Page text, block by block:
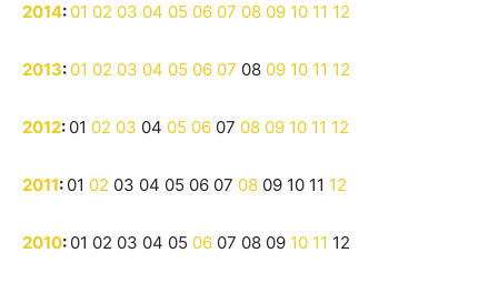
2014: 01 02 03 04 05 06 07 08 09 10 11 12
2013: 01 02 03 04 05 06 07 08 09 10 11 12
2012: 01 02 03 04 05 06 07 08 09 10 11 12
2011: 01 02 03 04 05 06 07 08 09 10 11 12
2010: 01 02 03 04 05 06 07 08 09 10 11 12